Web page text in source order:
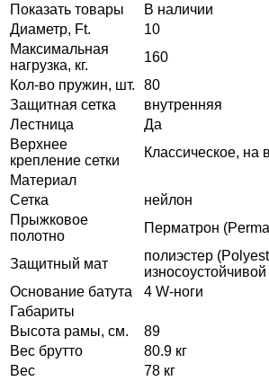
Показать товары
В наличии
Диаметр, Ft.
10
Максимальная
нагрузка, кг.
160
Кол-во пружин, шт.
80
Защитная сетка
внутренняя
Лестница
Да
Верхнее
крепление сетки
Классическое, на
Материал
Сетка
нейлон
Прыжковое
полотно
Перматрон
Защитный мат
полиэстер
Основание батута
4 W-ноги
Габариты
Высота рамы, см.
89
Вес брутто
80.9 кг
Вес
78 кг